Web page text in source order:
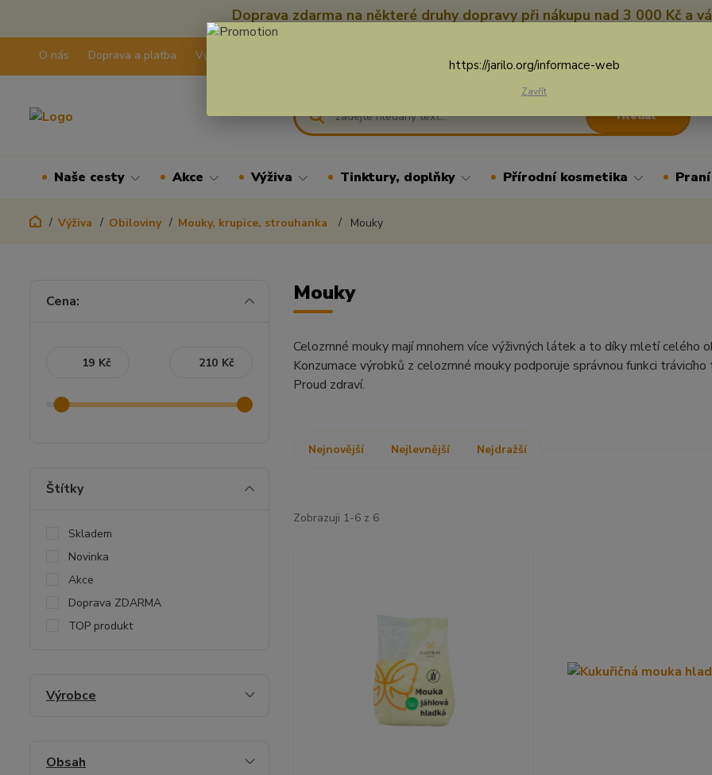
Doprava zdarma na některé druhy dopravy při nákupu nad 3 000 Kč a
O nás Doprava a platba Výdejní pravidla
Hledat
Naše cesty Akce Výživa Tinktury, doplňky Přírodní kosmetika
Výživa Obiloviny Mouky, krupice, strouhanka Mouky
Mouky
Celozrnné mouky mají mnohem více výživných látek a to díky mletí celého
Konzumace výrobků z celozrnné mouky podporuje správnou funkci
Proud zdraví.
Nejnovější Nejlevnější Nejdražší
Zobrazuji 1-6 z 6
Cena:
Kč Kč
Štítky
Skladem
Novinka
Akce
Doprava ZDARMA
TOP produkt
Výrobce
Obsah
https://jarilo.org/informace-web
Zavřít